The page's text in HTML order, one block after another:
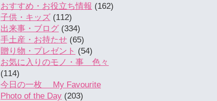
おすすめ・お役立ち情報 (162)
子供・キッズ (112)
出来事・ブログ (334)
手土産・お持たせ (65)
贈り物・プレゼント (54)
お気に入りのモノ・事 色々
(114)
今日の一枚 My Favourite
Photo of the Day (203)